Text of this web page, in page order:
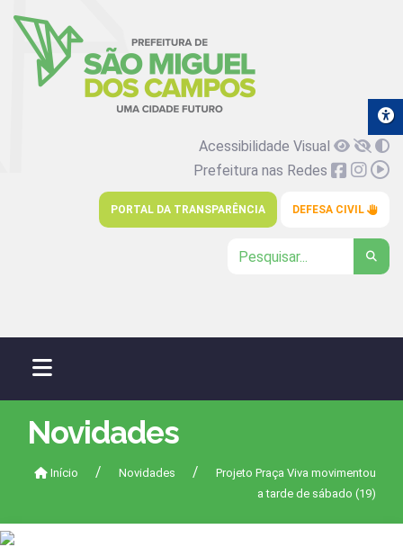
Acessibilidade Visual
Prefeitura nas Redes
PORTAL DA TRANSPARÊNCIA DEFESA CIVIL
Novidades
Início Novidades
Projeto Praça Viva movimentou
a tarde de sábado (19)